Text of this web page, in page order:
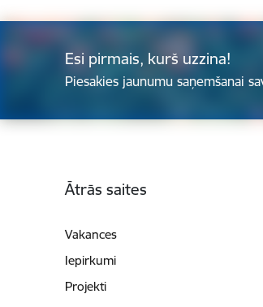
Esi pirmais, kurš uzzina!
Piesakies jaunumu saņemšanai
Ātrās saites
Vakances
Iepirkumi
Projekti